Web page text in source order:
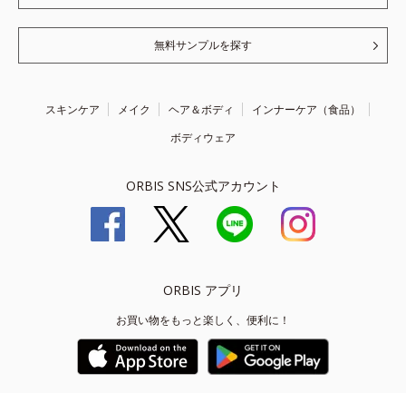
無料サンプルを探す
スキンケア メイク ヘア＆ボディ
インナーケア（食品）
ボディウェア
ORBIS SNS公式アカウント
ORBIS アプリ
お買い物をもっと楽しく、便利に！